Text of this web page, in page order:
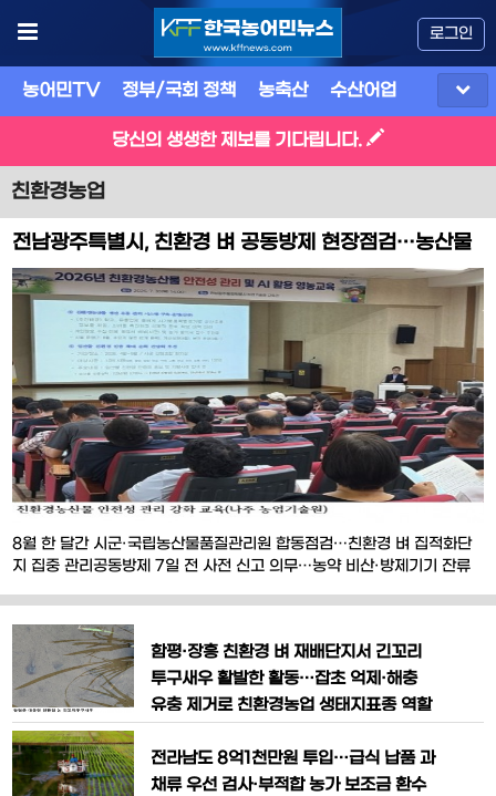
로그인
농어민TV 정부/국회 정책 농축산 수산어업
당신의 생생한 제보를 기다립니다.
친환경농업
전남광주특별시, 친환경 벼 공동방제 현장점검…농산물
안전성 관리 강화
8월 한 달간 시군·국립농산물품질관리원 합동점검…친환경 벼 집적화단
지 집중 관리공동방제 7일 전 사전 신고 의무…농약 비산·방제기기 잔류
충 방제가 집중되는 8월을 맞아 친환경 벼 집적화단지 공동방제 현장점검
을 강화한다. 합성농약 혼입과 인접 농지의 농약 비산 등 비의도적 오염을
예방하고 친환경농산물 인증기준 준수를 철저히 관
함평·장흥 친환경 벼 재배단지서 긴꼬리
투구새우 활발한 활동…잡초 억제·해충
유충 제거로 친환경농업 생태지표종 역할
추진하는 친환경농업 정책의 성과가 논 생
태계에서 다시 한번 확인됐다. 친환경 벼
전라남도 8억1천만원 투입…급식 납품 과
채류 우선 검사·부적합 농가 보조금 환수